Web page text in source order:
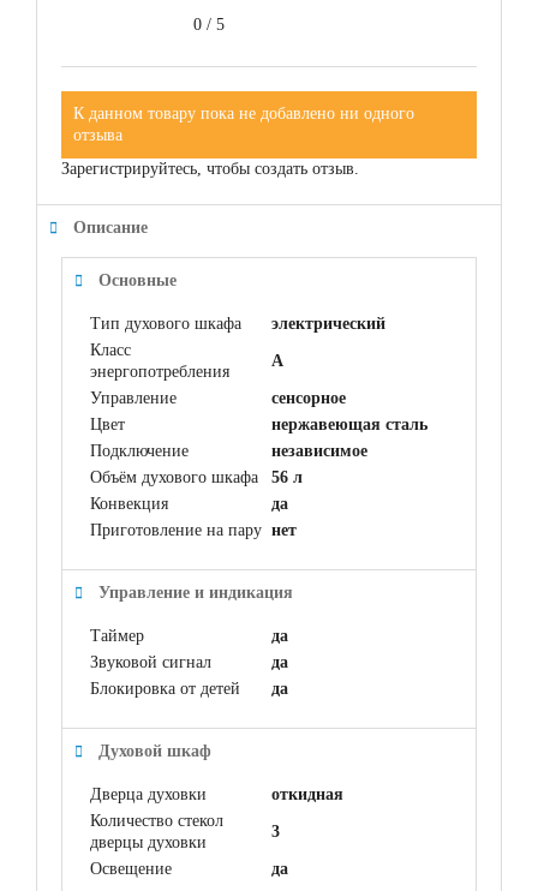
0 / 5
К данном товару пока не добавлено ни одного
отзыва
Зарегистрируйтесь, чтобы создать отзыв.
Описание
Основные
Тип духового шкафа
электрический
Класс
энергопотребления
A
Управление
сенсорное
Цвет
нержавеющая сталь
Подключение
независимое
Объём духового шкафа
56 л
Конвекция
да
Приготовление на пару нет
Управление и индикация
Таймер
да
Звуковой сигнал
да
Блокировка от детей
да
Духовой шкаф
Дверца духовки
откидная
Количество стекол
дверцы духовки
3
Освещение да